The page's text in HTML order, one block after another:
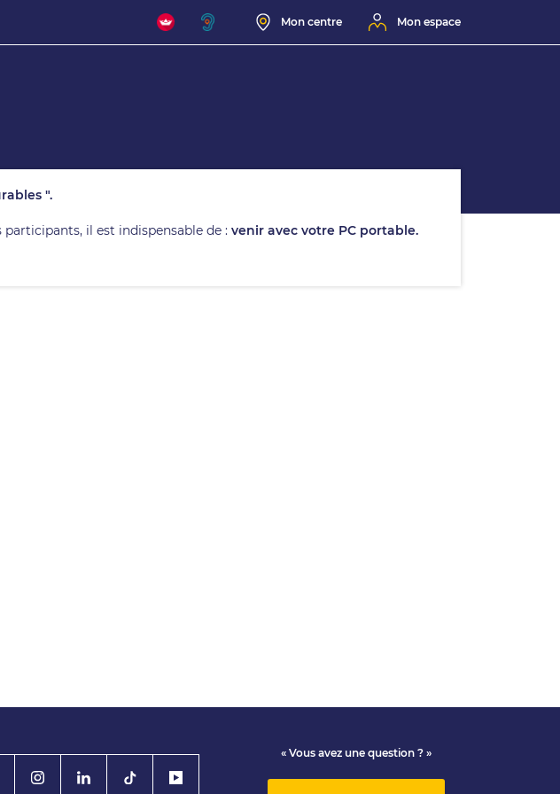
Mon centre Mon espace
".
il est indispensable de : venir avec votre PC portable.
« Vous avez une question ? »